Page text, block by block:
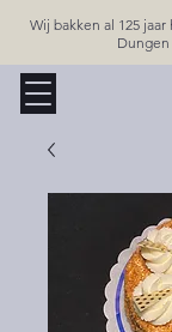
Wij bakken al 125